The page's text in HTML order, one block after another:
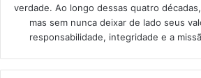
verdade. Ao longo dessas quatro
mas sem nunca deixar de lado seus
responsabilidade, integridade e a